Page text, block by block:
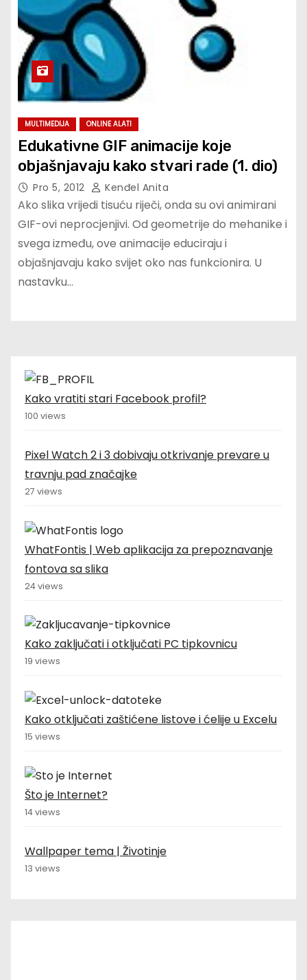
MULTIMEDIJA ONLINE ALATI
Edukativne GIF animacije koje
objašnjavaju kako stvari rade (1. dio)
Pro 5, 2012 Kenđel Anita
Ako slika vrijedi tisuću riječi, onda su ovi animirani
GIF-ovi neprocjenjivi. Od geometrije do mehanike i
svega između, ove animacije educiraju i
objašnjavaju kako svijet oko nas funkcionira. U
nastavku…
Kako vratiti stari Facebook profil?
100 views
Pixel Watch 2 i 3 dobivaju otkrivanje prevare u
travnju pad značajke
27 views
WhatFontis | Web aplikacija za prepoznavanje
fontova sa slika
24 views
Kako zaključati i otključati PC tipkovnicu
19 views
Kako otključati zaštićene listove i ćelije u Excelu
15 views
Što je Internet?
14 views
Wallpaper tema | Životinje
13 views